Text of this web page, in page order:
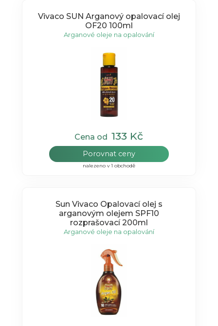
Vivaco SUN Arganový opalovací olej
OF20 100ml
Arganové oleje na opalování
Cena od133 Kč
Porovnat ceny
nalezeno v 1 obchodě
Sun Vivaco Opalovací olej s
arganovým olejem SPF10
rozprašovací 200ml
Arganové oleje na opalování